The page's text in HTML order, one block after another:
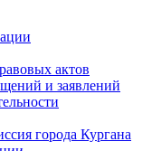
актов
и заявлений
города Кургана